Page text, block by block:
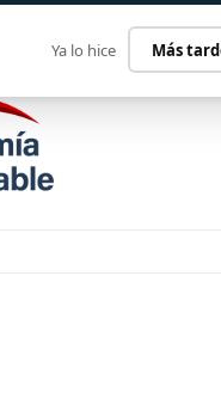
Ya lo hice Más